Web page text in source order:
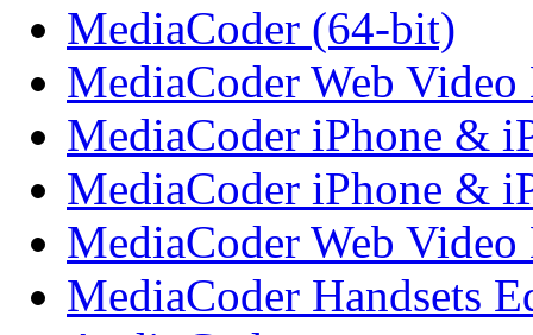
MediaCoder (64-bit)
MediaCoder Web
MediaCoder iPhone &
MediaCoder iPhone &
MediaCoder Web
MediaCoder Handsets